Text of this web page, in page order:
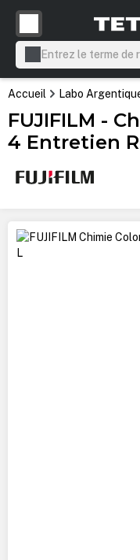
principal
Accueil Labo
FUJIFILM -
4 Entretien
Ignorer la galerie